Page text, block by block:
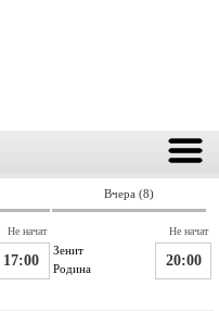
Вчера (8)
Зенит
17:00 Родина
Не начат
20:00
Не начат